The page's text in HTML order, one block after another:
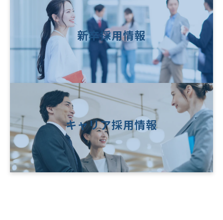
新卒採用情報
キャリア採用情報